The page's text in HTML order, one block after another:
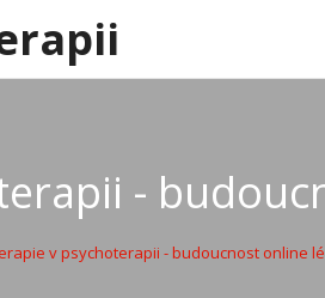
-
v psychoterapii - budoucnost online